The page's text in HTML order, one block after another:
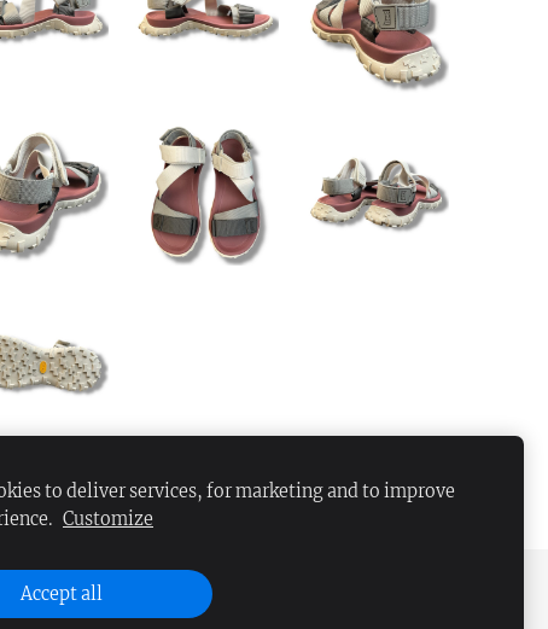
to deliver services, for marketing and to improve
Customize
Accept all